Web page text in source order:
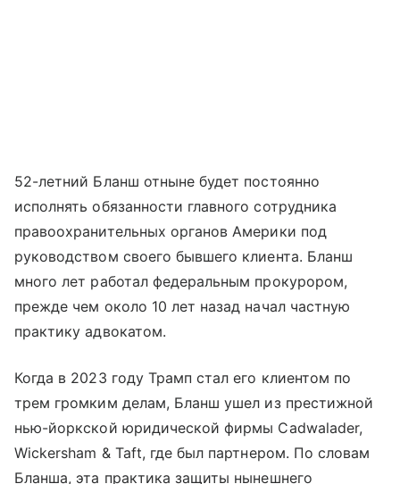
52-летний Бланш отныне будет постоянно
исполнять обязанности главного сотрудника
правоохранительных органов Америки под
руководством своего бывшего клиента. Бланш
много лет работал федеральным прокурором,
прежде чем около 10 лет назад начал частную
практику адвокатом.
Когда в 2023 году Трамп стал его клиентом по
трем громким делам, Бланш ушел из престижной
нью-йоркской юридической фирмы Cadwalader,
Wickersham & Taft, где был партнером. По словам
Бланша, эта практика защиты нынешнего